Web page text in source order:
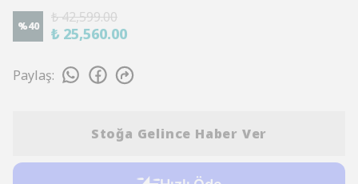
%40
₺ 42,599.00
₺ 25,560.00
Paylaş:
Stoğa Gelince Haber Ver